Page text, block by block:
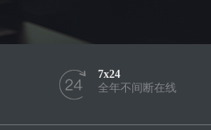
7x24
全年不间断在线